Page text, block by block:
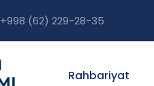
+998 (62) 229-28-35
Rahbariyat